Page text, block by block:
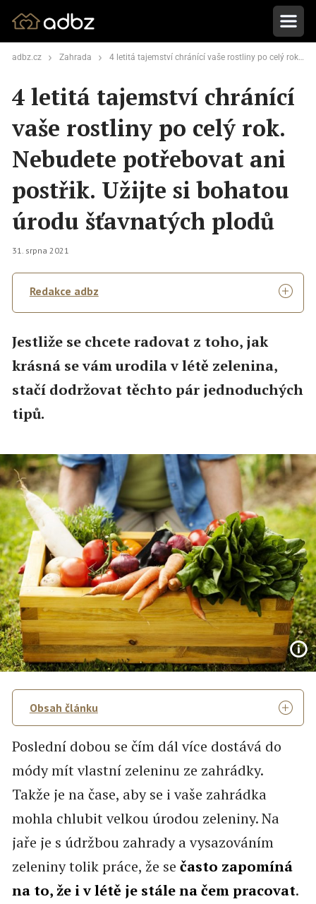
adbz.cz Zahrada 4 letitá tajemství chránící vaše rostliny po celý rok. Nebudete potřebovat ani postřik. Užijte si bohatou úrodu šťavnatých plodů
4 letitá tajemství chránící
vaše rostliny po celý rok.
Nebudete potřebovat ani
postřik. Užijte si bohatou
úrodu šťavnatých plodů
31. srpna 2021
Redakce adbz
Jestliže se chcete radovat z toho, jak
krásná se vám urodila v létě zelenina,
stačí dodržovat těchto pár jednoduchých
tipů.
Obsah článku
Poslední dobou se čím dál více dostává do
módy mít vlastní zeleninu ze zahrádky.
Takže je na čase, aby se i vaše zahrádka
mohla chlubit velkou úrodou zeleniny. Na
jaře je s údržbou zahrady a vysazováním
zeleniny tolik práce, že se často zapomíná
na to, že i v létě je stále na čem pracovat.